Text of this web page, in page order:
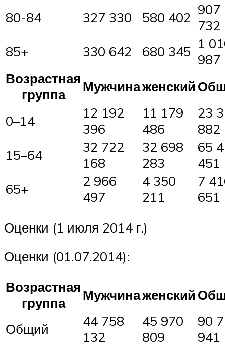
80-84
327 330 580 402 907
732
85+
330 642 680 345 1
987
Возрастная
группа
Мужчинаженский
0–14
12 192
396
11 179
486
23
882
15–64
32 722
168
32 698
283
65
451
65+
2 966
497
4 350
211
7
651
Оценки (1 июля 2014 г.)
Оценки (01.07.2014):
Возрастная
группа
Мужчинаженский
Общий
44 758
132
45 970
809
90
941